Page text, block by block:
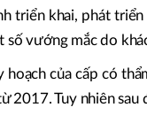
triển khai, phát
số vướng mắc do
hoạch của cấp có
2017. Tuy nhiên